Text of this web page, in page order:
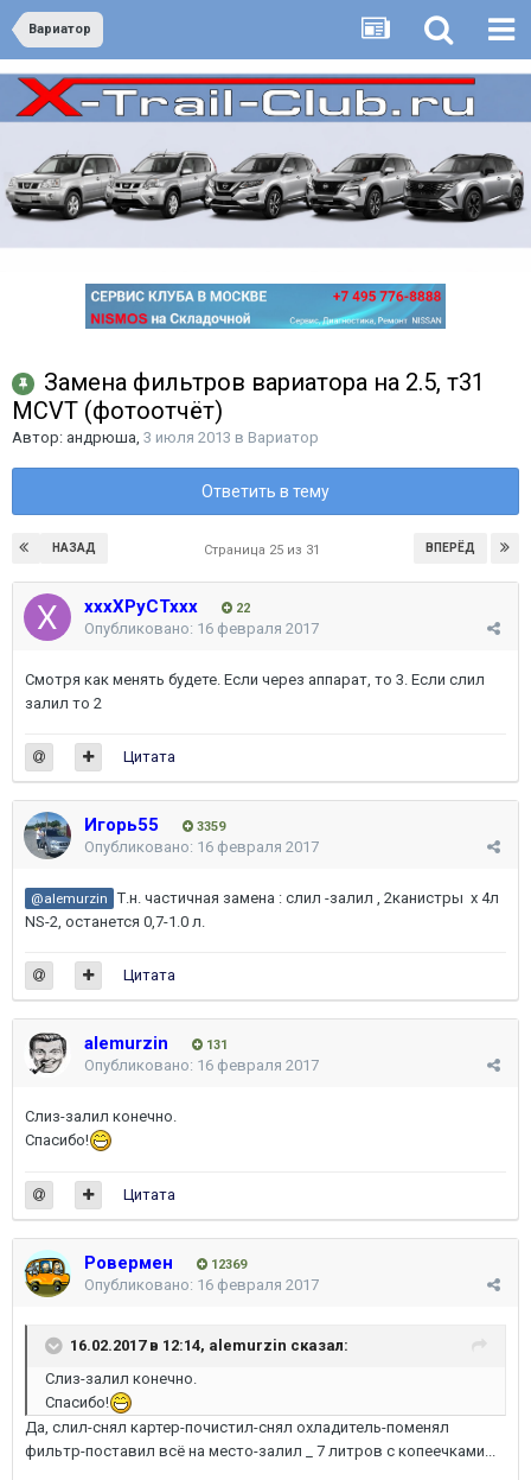
Вариатор
Замена фильтров вариатора на 2.5, т31
MCVT (фотоотчёт)
Автор: андрюша 3 июля 2013 в Вариатор
Ответить в тему
НАЗАД ВПЕРЁД
Страница 25 из 31
xxxXPyCTxxx 22
Опубликовано: 16 февраля 2017
Смотря как менять будете. Если через аппарат, то 3. Если слил
залил то 2
Цитата
Игорь55 3359
Опубликовано: 16 февраля 2017
@alemurzin Т.н. частичная замена : слил -залил , 2канистры х 4л
NS-2, останется 0,7-1.0 л.
Цитата
alemurzin 131
Опубликовано: 16 февраля 2017
Слиз-залил конечно.
Спасибо!
Цитата
Ровермен 12369
Опубликовано: 16 февраля 2017
16.02.2017 в 12:14, alemurzin сказал:
Слиз-залил конечно.
Спасибо!
Да, слил-снял картер-почистил-снял охладитель-поменял
фильтр-поставил всё на место-залил _ 7 литров с копеечками...